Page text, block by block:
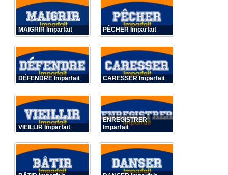
MAIGRIR Imparfait PÊCHER Imparfait
DÉFENDRE Imparfait CARESSER Imparfait
VIEILLIR Imparfait
ENREGISTRER
Imparfait